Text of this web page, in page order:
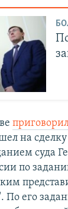
на сделку
суда
по
его